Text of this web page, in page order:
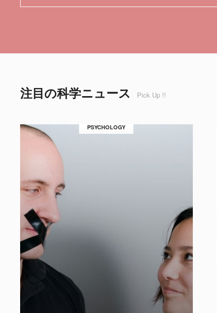
注目の科学ニュース Pick Up !!
PSYCHOLOGY